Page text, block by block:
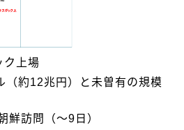
ク上場
約12兆円）と未曽有の規模
鮮訪問（～9日）